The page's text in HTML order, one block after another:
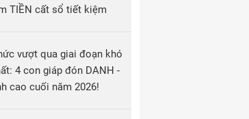
TIỀN cất sổ tiết kiệm
vượt qua giai đoạn khó
4 con giáp đón DANH -
cao cuối năm 2026!